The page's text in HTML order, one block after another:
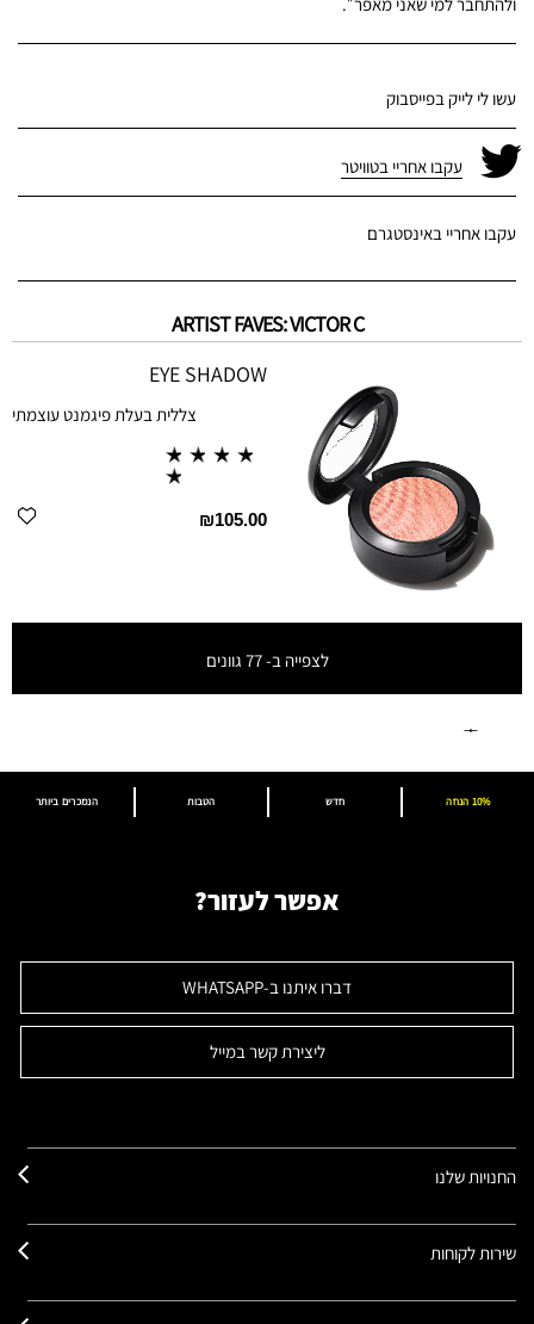
ולהתחבר למי שאני מאפר״.
עשו לי לייק בפייסבוק
עקבו אחריי בטוויטר
עקבו אחריי באינסטגרם
ARTIST FAVES: VICTOR C
EYE SHADOW
צללית בעלת פיגמנט עוצמתי
₪105.00
לצפייה ב-77 גוונים
הנמכרים ביותר הטבות חדש 10% הנחה
אפשר לעזור?
דברו איתנו ב-WHATSAPP
ליצירת קשר במייל
החנויות שלנו
שירות לקוחות